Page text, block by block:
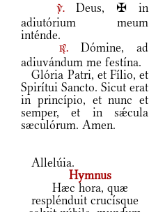
v.Deus, ✠ in
adiutórium meum
inténde.
r.Dómine, ad
adiuvándum me festína.
Glória Patri, et Fílio, et
Spirítui Sancto. Sicut erat
in princípio, et nunc et
semper, et in sǽcula
sæculórum. Amen.
Allelúia.
Hymnus
Hæc hora, quæ
resplénduit crucísque